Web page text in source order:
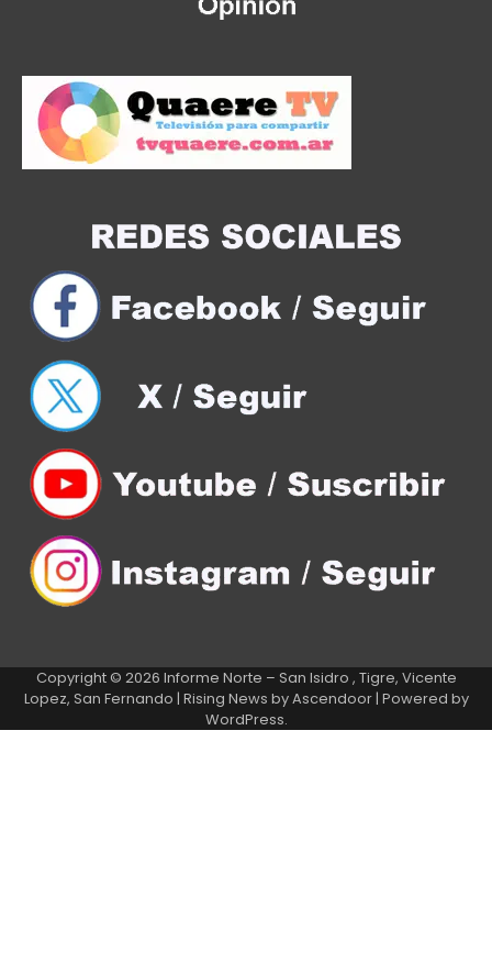
Copyright © 2026 Informe Norte – San Isidro , Tigre, Vicente
Lopez, San Fernando | Rising News byAscendoor| Powered by
WordPress.